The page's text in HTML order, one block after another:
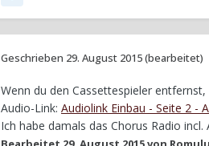
Geschrieben 29. August 2015(bearbeitet)
Wenn du den Cassettespieler
Audio-Link: Audiolink Einbau - Seite 2 -
Ich habe damals das Chorus Radio